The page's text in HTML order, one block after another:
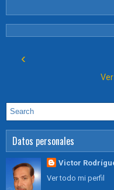
‹
Datos personales
Victor
Ver todo mi perfil